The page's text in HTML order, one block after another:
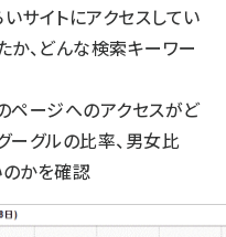
サイトにアクセスしてい
か、どんな検索キーワー
ページへのアクセスがど
ーグルの比率、男女比
かを確認